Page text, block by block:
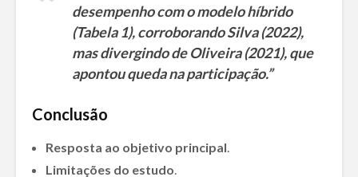
desempenho com o modelo híbrido
(Tabela 1), corroborando Silva (2022),
mas divergindo de Oliveira (2021), que
apontou queda na participação.”
Conclusão
Resposta ao objetivo principal.
Limitações do estudo.